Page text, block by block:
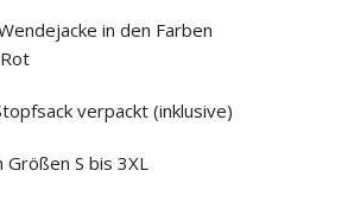
in den Farben
verpackt (inklusive)
Größen S bis 3XL